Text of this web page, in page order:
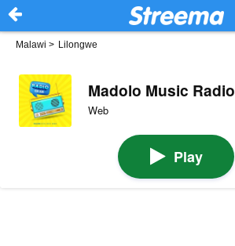
Malawi > Lilongwe
Madolo Music Radio
Web
Play